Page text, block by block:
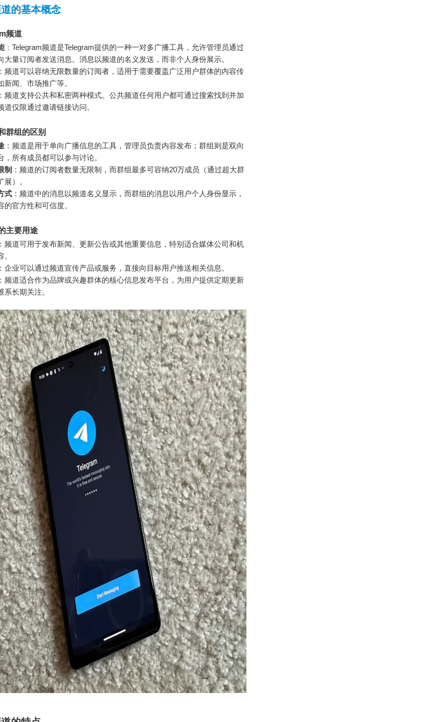
的基本概念
频道
：Telegram频道是Telegram提供的一种一对多广播工具，允许管理员通过
大量订阅者发送消息。消息以频道的名义发送，而非个人身份展示。
：频道可以容纳无限数量的订阅者，适用于需要覆盖广泛用户群体的内容传
新闻、市场推广等。
：频道支持公共和私密两种模式。公共频道任何用户都可通过搜索找到并加
道仅限通过邀请链接访问。
群组的区别
：频道是用于单向广播信息的工具，管理员负责内容发布；群组则是双向
，所有成员都可以参与讨论。
制 ：频道的订阅者数量无限制，而群组最多可容纳20万成员（通过超大群
展）。
式 ：频道中的消息以频道名义显示，而群组的消息以用户个人身份显示，
的官方性和可信度。
主要用途
：频道可用于发布新闻、更新公告或其他重要信息，特别适合媒体公司和机
：企业可以通过频道宣传产品或服务，直接向目标用户推送相关信息。
：频道适合作为品牌或兴趣群体的核心信息发布平台，为用户提供定期更新
系长期关注。